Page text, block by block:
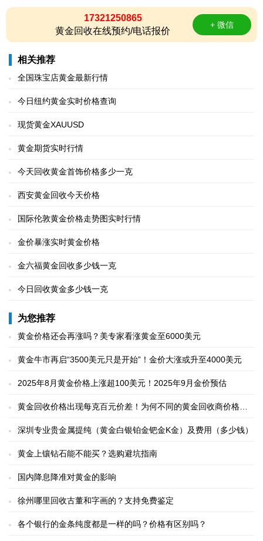
17321250865
黄金回收在线预约/电话报价
+ 微信
相关推荐
全国珠宝店黄金最新行情
今日纽约黄金实时价格查询
现货黄金XAUUSD
黄金期货实时行情
今天回收黄金首饰价格多少一克
西安黄金回收今天价格
国际伦敦黄金价格走势图实时行情
金价暴涨实时黄金价格
金六福黄金回收多少钱一克
今日回收黄金多少钱一克
为您推荐
黄金价格还会再涨吗？美专家看涨黄金至6000美元
黄金牛市再启“3500美元只是开始”！金价大涨或升至4000美元
2025年8月黄金价格上涨超100美元！2025年9月金价预估
黄金回收价格出现每克百元价差！为何不同的黄金回收商价格相
深圳专业贵金属提纯（黄金白银铂金钯金K金）及费用（多少钱）
黄金上镶钻石能不能买？选购避坑指南
国内降息降准对黄金的影响
徐州哪里回收古董和字画的？支持免费鉴定
各个银行的金条纯度都是一样的吗？价格有区别吗？